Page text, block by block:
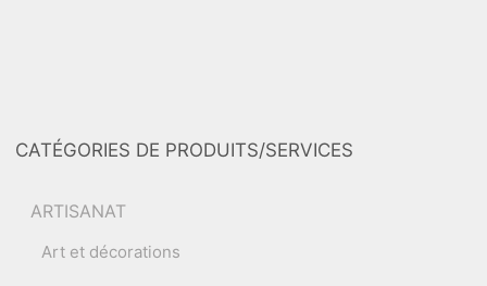
CATÉGORIES DE PRODUITS/SERVICES
ARTISANAT
Art et décorations